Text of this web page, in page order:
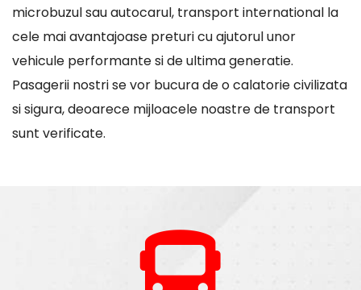
microbuzul sau autocarul, transport international la
cele mai avantajoase preturi cu ajutorul unor
vehicule performante si de ultima generatie.
Pasagerii nostri se vor bucura de o calatorie civilizata
si sigura, deoarece mijloacele noastre de transport
sunt verificate.